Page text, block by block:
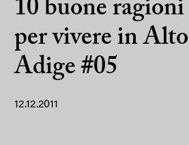
10 buone ragioni
per vivere in Alto
Adige #05
12.12.2011